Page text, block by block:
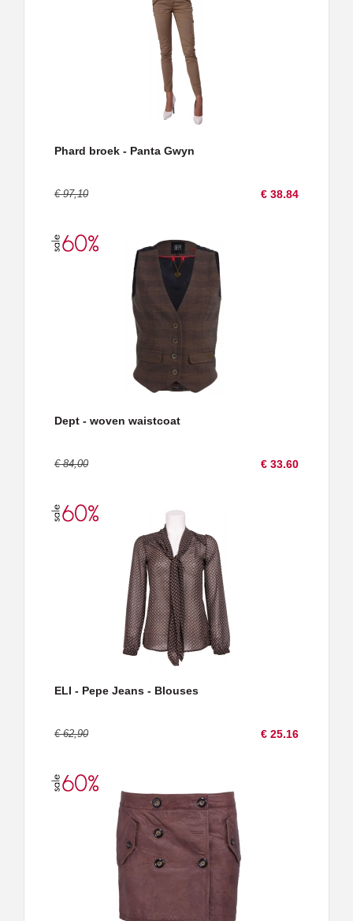
Phard broek - Panta Gwyn
€ 97,10 € 38.84
Dept - woven waistcoat
€ 84,00 € 33.60
ELI - Pepe Jeans - Blouses
€ 62,90 € 25.16